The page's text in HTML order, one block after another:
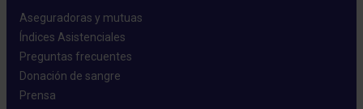
Aseguradoras y mutuas​
Índices Asistenciales​
Preguntas frecuentes​
Donación de sangre​
Prensa​